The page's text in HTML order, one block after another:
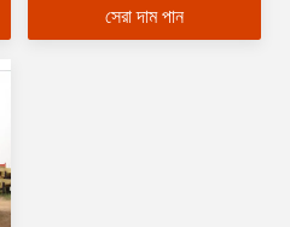
সেরা দাম পান